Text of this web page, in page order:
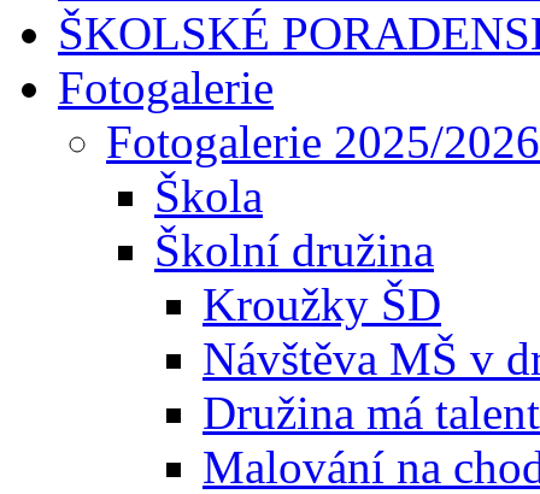
ŠKOLSKÉ
Fotogalerie
Fotogalerie 2025/2026
Škola
Školní družina
Kroužky ŠD
Návštěva MŠ v
Družina má
Malování na